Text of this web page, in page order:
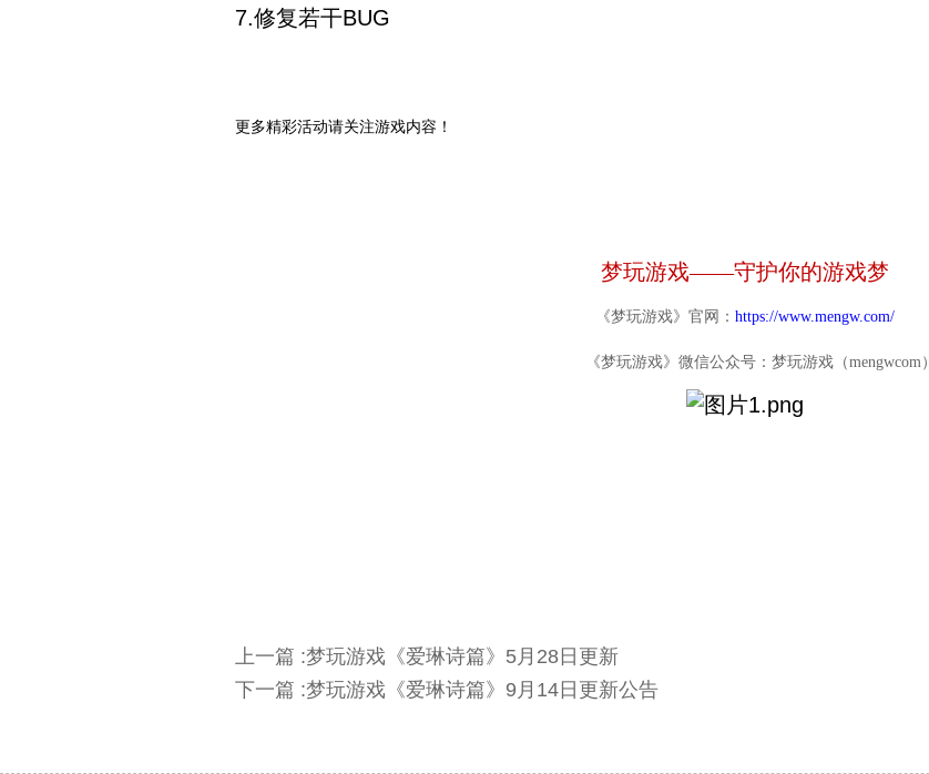
7.修复若干BUG
更多精彩活动请关注游戏内容！
梦玩游戏——守护你的游戏梦
《梦玩游戏》官网： https://www.mengw.com/
《梦玩游戏》微信公众号：梦玩游戏（mengwcom）
上一篇 :梦玩游戏《爱琳诗篇》5月28日更新
下一篇 :梦玩游戏《爱琳诗篇》9月14日更新公告